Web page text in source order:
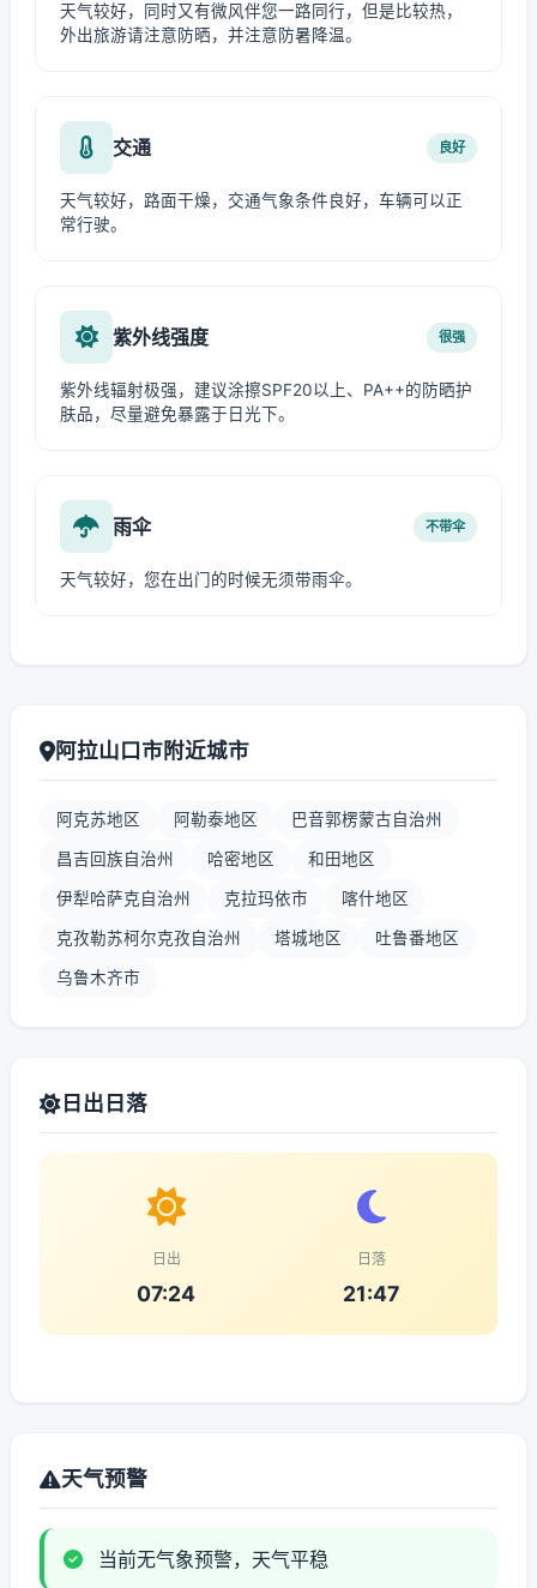
天气较好，同时又有微风伴您一路同行，但是比较热，
外出旅游请注意防晒，并注意防暑降温。
交通 良好
天气较好，路面干燥，交通气象条件良好，车辆可以正
常行驶。
紫外线强度 很强
紫外线辐射极强，建议涂擦SPF20以上、PA++的防晒护
肤品，尽量避免暴露于日光下。
雨伞 不带伞
天气较好，您在出门的时候无须带雨伞。
阿拉山口市附近城市
阿克苏地区 阿勒泰地区 巴音郭楞蒙古自治州
昌吉回族自治州 哈密地区 和田地区
伊犁哈萨克自治州 克拉玛依市 喀什地区
克孜勒苏柯尔克孜自治州 塔城地区 吐鲁番地区
乌鲁木齐市
日出日落
日出
07:24
日落
21:47
天气预警
当前无气象预警，天气平稳